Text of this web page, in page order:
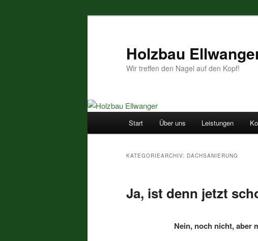
Holzbau
Wir treffen den Nagel auf den Kopf!
Start Über uns Leistungen
KATEGORIEARCHIV: DACHSANIERUNG
Ja, ist denn jetzt
Nein, noch nicht, aber